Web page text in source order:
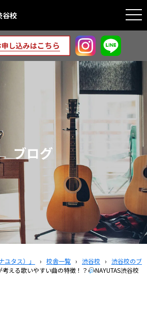
谷校
ブログ
ユタス）」 › 校舎一覧 › 渋谷校 › 渋谷校のブ
える歌いやすい曲の特徴！？ NAYUTAS渋谷校